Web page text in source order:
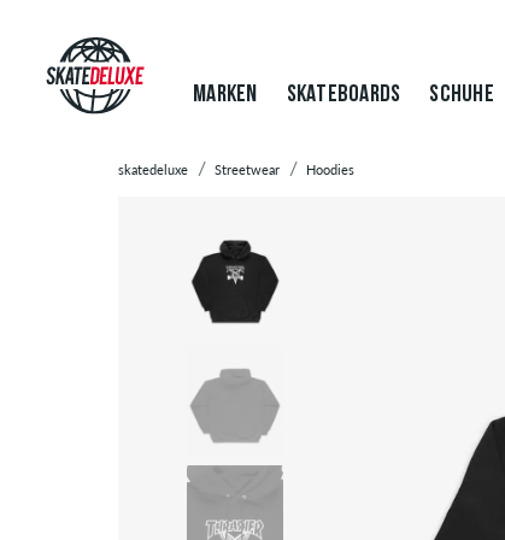
MARKEN SKATEBOARDS SCHUHE
skatedeluxe Streetwear Hoodies